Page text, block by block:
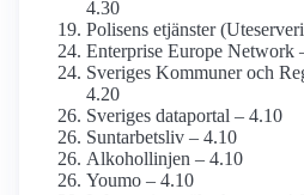
4.30
Polisens etjänster
Enterprise Europe Network
Sveriges Kommuner och
4.20
Sveriges dataportal – 4.10
Suntarbetsliv – 4.10
Alkohollinjen – 4.10
Youmo – 4.10